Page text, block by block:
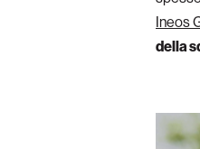
Ineos
della